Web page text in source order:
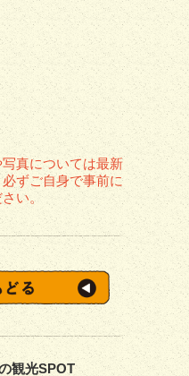
真については最新
ずご自身で事前に
い。
観光SPOT